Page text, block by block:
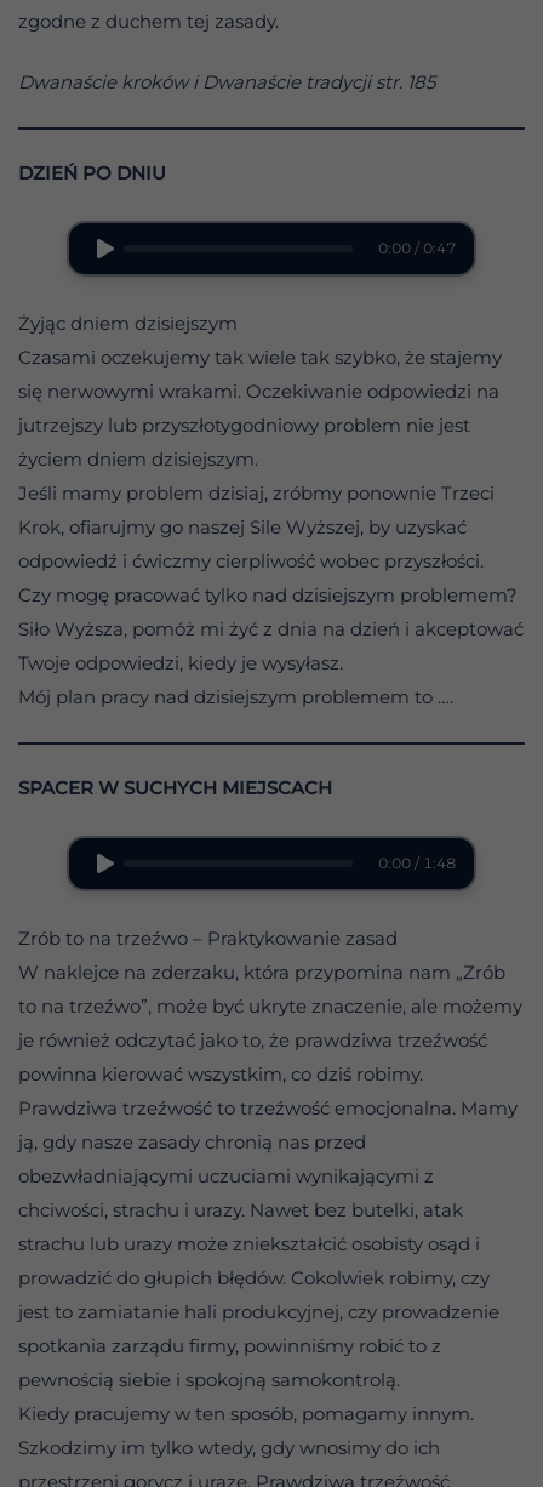
zgodne z duchem tej zasady.
Dwanaście kroków i Dwanaście tradycji str. 185
DZIEŃ PO DNIU
0:00 / 0:47
Żyjąc dniem dzisiejszym
Czasami oczekujemy tak wiele tak szybko, że stajemy
się nerwowymi wrakami. Oczekiwanie odpowiedzi na
jutrzejszy lub przyszłotygodniowy problem nie jest
życiem dniem dzisiejszym.
Jeśli mamy problem dzisiaj, zróbmy ponownie Trzeci
Krok, ofiarujmy go naszej Sile Wyższej, by uzyskać
odpowiedź i ćwiczmy cierpliwość wobec przyszłości.
Czy mogę pracować tylko nad dzisiejszym problemem?
Siło Wyższa, pomóż mi żyć z dnia na dzień i akceptować
Twoje odpowiedzi, kiedy je wysyłasz.
Mój plan pracy nad dzisiejszym problemem to ….
SPACER W SUCHYCH MIEJSCACH
0:00 / 1:48
Zrób to na trzeźwo – Praktykowanie zasad
W naklejce na zderzaku, która przypomina nam „Zrób
to na trzeźwo”, może być ukryte znaczenie, ale możemy
je również odczytać jako to, że prawdziwa trzeźwość
powinna kierować wszystkim, co dziś robimy.
Prawdziwa trzeźwość to trzeźwość emocjonalna. Mamy
ją, gdy nasze zasady chronią nas przed
obezwładniającymi uczuciami wynikającymi z
chciwości, strachu i urazy. Nawet bez butelki, atak
strachu lub urazy może zniekształcić osobisty osąd i
prowadzić do głupich błędów. Cokolwiek robimy, czy
jest to zamiatanie hali produkcyjnej, czy prowadzenie
spotkania zarządu firmy, powinniśmy robić to z
pewnością siebie i spokojną samokontrolą.
Kiedy pracujemy w ten sposób, pomagamy innym.
Szkodzimy im tylko wtedy, gdy wnosimy do ich
przestrzeni gorycz i urazę. Prawdziwa trzeźwość